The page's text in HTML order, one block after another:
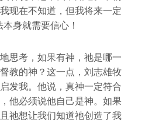
现在不知道，但我将来一定
身就需要信心！
思考，如果有神，祂是哪一
教的神？这一点，刘志雄牧
发我。他说，真神一定符合
他必须说他自己是神。如果
祂想让我们知道祂创造了我